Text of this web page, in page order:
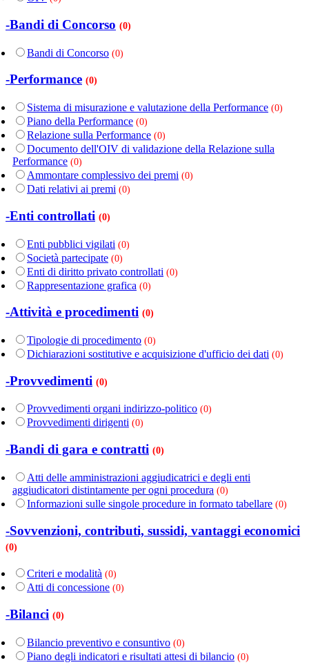
-Bandi di Concorso (0)
Bandi di Concorso (0)
-Performance (0)
Sistema di misurazione e valutazione della Performance (0)
Piano della Performance (0)
Relazione sulla Performance (0)
Documento dell'OIV di validazione della Relazione sulla
Performance (0)
Ammontare complessivo dei premi (0)
Dati relativi ai premi (0)
-Enti controllati (0)
Enti pubblici vigilati (0)
Società partecipate (0)
Enti di diritto privato controllati (0)
Rappresentazione grafica (0)
-Attività e procedimenti (0)
Tipologie di procedimento (0)
Dichiarazioni sostitutive e acquisizione d'ufficio dei dati (0)
-Provvedimenti (0)
Provvedimenti organi indirizzo-politico (0)
Provvedimenti dirigenti (0)
-Bandi di gara e contratti (0)
Atti delle amministrazioni aggiudicatrici e degli enti
aggiudicatori distintamente per ogni procedura (0)
Informazioni sulle singole procedure in formato tabellare (0)
-Sovvenzioni, contributi, sussidi, vantaggi economici
(0)
Criteri e modalità (0)
Atti di concessione (0)
-Bilanci (0)
Bilancio preventivo e consuntivo (0)
Piano degli indicatori e risultati attesi di bilancio (0)